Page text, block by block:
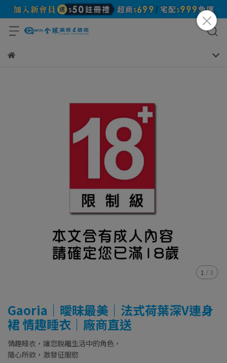
1 / 3
Gaoria｜曖昧最美｜法式荷葉深V連身
裙 情趣睡衣｜廠商直送
情趣睡衣，讓您脫離生活中的角色，
隨心所欲，激發征服慾